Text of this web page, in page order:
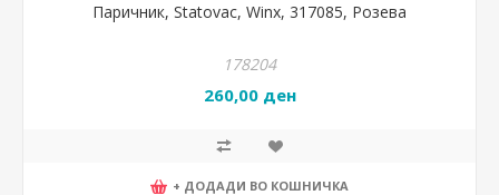
Паричник, Statovac, Winx, 317085, Розева
178204
260,00 ден
+ ДОДАДИ ВО КОШНИЧКА